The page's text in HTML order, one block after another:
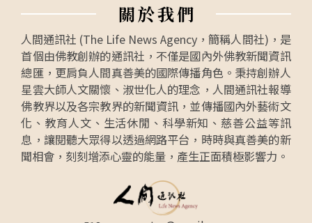
關於我們
人間通訊社 (The Life News Agency，簡稱人間社)，是
首個由佛教創辦的通訊社，不僅是國內外佛教新聞資訊
總匯，更肩負人間真善美的國際傳播角色。秉持創辦人
星雲大師人文關懷、淑世化人的理念，人間通訊社報導
佛教界以及各宗教界的新聞資訊，並傳播國內外藝術文
化、教育人文、生活休閒、科學新知、慈善公益等訊
息，讓閱聽大眾得以透過網路平台，時時與真善美的新
聞相會，刻刻增添心靈的能量，產生正面積極影響力。